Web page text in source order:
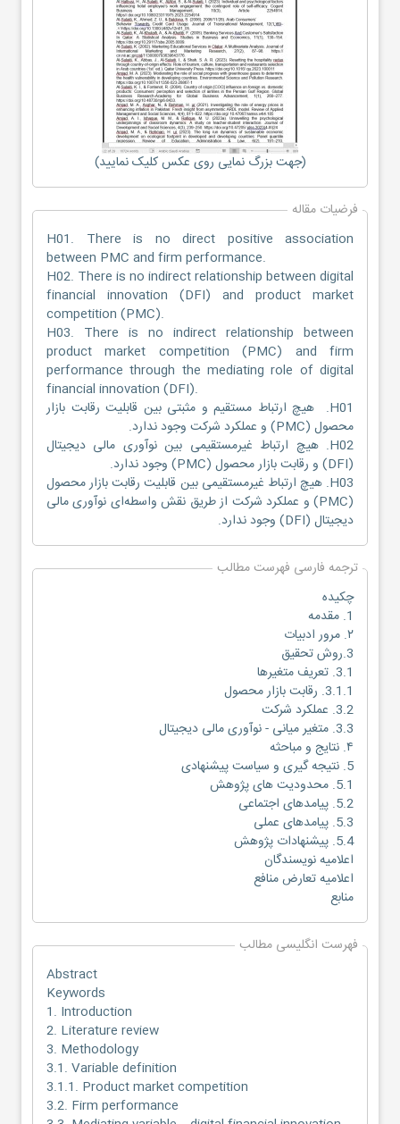
(جهت بزرگ نمایی روی عکس کلیک نمایید)
فرضیات مقاله
H01. There is no direct positive association
between PMC and firm performance.
H02. There is no indirect relationship between digital
financial innovation (DFI) and product market
competition (PMC).
H03. There is no indirect relationship between
product market competition (PMC) and firm
performance through the mediating role of digital
financial innovation (DFI).
H01. هیچ ارتباط مستقیم و مثبتی بین قابلیت رقابت بازار
محصول (PMC) و عملکرد شرکت وجود ندارد.
H02. هیچ ارتباط غیرمستقیمی بین نوآوری مالی دیجیتال
(DFI) و رقابت بازار محصول (PMC) وجود ندارد.
H03. هیچ ارتباط غیرمستقیمی بین قابلیت رقابت بازار محصول
(PMC) و عملکرد شرکت از طریق نقش واسطه‌ای نوآوری مالی
دیجیتال (DFI) وجود ندارد.
ترجمه فارسی فهرست مطالب
چکیده
1. مقدمه
۲. مرور ادبیات
3.روش تحقیق
3.1. تعریف متغیرها
3.1.1. رقابت بازار محصول
3.2. عملکرد شرکت
3.3. متغیر میانی - نوآوری مالی دیجیتال
۴. نتایج و مباحثه
5. نتیجه گیری و سیاست پیشنهادی
5.1. محدودیت های پژوهش
5.2. پیامدهای اجتماعی
5.3. پیامدهای عملی
5.4. پیشنهادات پژوهش
اعلامیه نویسندگان
اعلامیه تعارض منافع
منابع
فهرست انگلیسی مطالب
Abstract
Keywords
1. Introduction
2. Literature review
3. Methodology
3.1. Variable definition
3.1.1. Product market competition
3.2. Firm performance